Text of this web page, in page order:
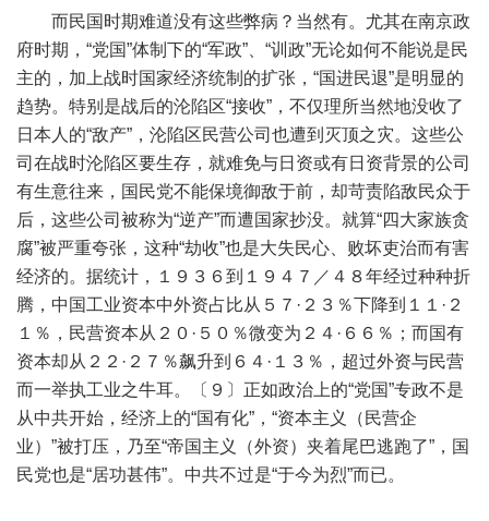
而民国时期难道没有这些弊病？当然有。尤其在南京政
府时期，“党国”体制下的“军政”、“训政”无论如何不能说是民
主的，加上战时国家经济统制的扩张，“国进民退”是明显的
趋势。特别是战后的沦陷区“接收”，不仅理所当然地没收了
日本人的“敌产”，沦陷区民营公司也遭到灭顶之灾。这些公
司在战时沦陷区要生存，就难免与日资或有日资背景的公司
有生意往来，国民党不能保境御敌于前，却苛责陷敌民众于
后，这些公司被称为“逆产”而遭国家抄没。就算“四大家族贪
腐”被严重夸张，这种“劫收”也是大失民心、败坏吏治而有害
经济的。据统计，１９３６到１９４７／４８年经过种种折
腾，中国工业资本中外资占比从５７·２３％下降到１１·２
１％，民营资本从２０·５０％微变为２４·６６％；而国有
资本却从２２·２７％飙升到６４·１３％，超过外资与民营
而一举执工业之牛耳。〔９〕正如政治上的“党国”专政不是
从中共开始，经济上的“国有化”，“资本主义（民营企
业）”被打压，乃至“帝国主义（外资）夹着尾巴逃跑了”，国
民党也是“居功甚伟”。中共不过是“于今为烈”而已。